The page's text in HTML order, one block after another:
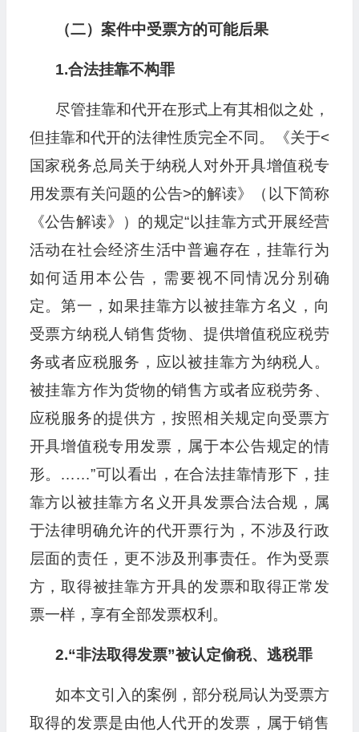
（二）案件中受票方的可能后果
1.合法挂靠不构罪
尽管挂靠和代开在形式上有其相似之处，
但挂靠和代开的法律性质完全不同。《关于<
国家税务总局关于纳税人对外开具增值税专
用发票有关问题的公告>的解读》（以下简称
《公告解读》）的规定“以挂靠方式开展经营
活动在社会经济生活中普遍存在，挂靠行为
如何适用本公告，需要视不同情况分别确
定。第一，如果挂靠方以被挂靠方名义，向
受票方纳税人销售货物、提供增值税应税劳
务或者应税服务，应以被挂靠方为纳税人。
被挂靠方作为货物的销售方或者应税劳务、
应税服务的提供方，按照相关规定向受票方
开具增值税专用发票，属于本公告规定的情
形。……”可以看出，在合法挂靠情形下，挂
靠方以被挂靠方名义开具发票合法合规，属
于法律明确允许的代开票行为，不涉及行政
层面的责任，更不涉及刑事责任。作为受票
方，取得被挂靠方开具的发票和取得正常发
票一样，享有全部发票权利。
2.“非法取得发票”被认定偷税、逃税罪
如本文引入的案例，部分税局认为受票方
取得的发票是由他人代开的发票，属于销售